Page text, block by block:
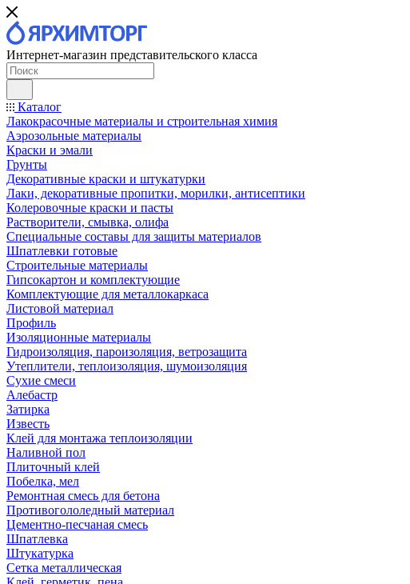
Интернет-магазин представительского класса
Каталог
Лакокрасочные материалы и строительная химия
Аэрозольные материалы
Краски и эмали
Грунты
Декоративные краски и штукатурки
Лаки, декоративные пропитки, морилки, антисептики
Колеровочные краски и пасты
Растворители, смывка, олифа
Специальные составы для защиты материалов
Шпатлевки готовые
Строительные материалы
Гипсокартон и комплектующие
Комплектующие для металлокаркаса
Листовой материал
Профиль
Изоляционные материалы
Гидроизоляция, пароизоляция, ветрозащита
Утеплители, теплоизоляция, шумоизоляция
Сухие смеси
Алебастр
Затирка
Известь
Клей для монтажа теплоизоляции
Наливной пол
Плиточный клей
Побелка, мел
Ремонтная смесь для бетона
Противогололедный материал
Цементно-песчаная смесь
Шпатлевка
Штукатурка
Сетка металлическая